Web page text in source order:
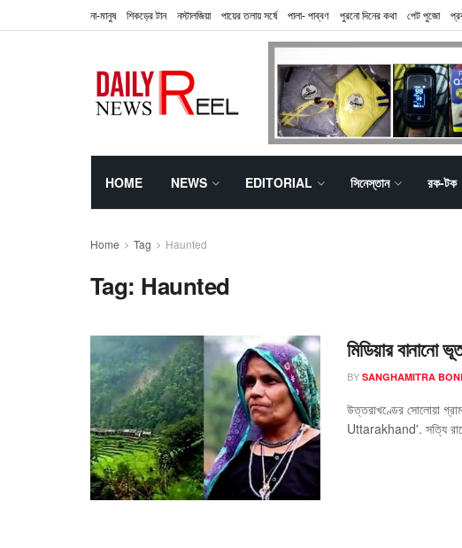
না-মানুষ শিকড়ের টান নস্টালজিয়া পায়ের তলায় সর্ষে পালা- পাব্বণ পুরনো দিনের কথা পেট পুজো
HOME NEWS EDITORIAL সিনেস্তান রক-টক
Home Tag Haunted
Tag: Haunted
মিডিয়ার বানানো
BY SANGHAMITRA
উত্তরাখণ্ডের সোলোয়া
Uttarakhand'. সত্যি